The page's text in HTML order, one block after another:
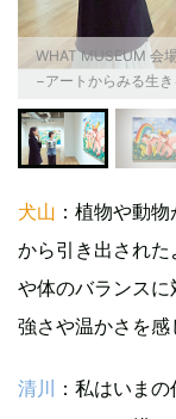
WHAT MUSEUM 会
−アートからみる生
犬山 ：植物や動
から引き出され
や体のバランス
強さや温かさを感
清川
：私はいま